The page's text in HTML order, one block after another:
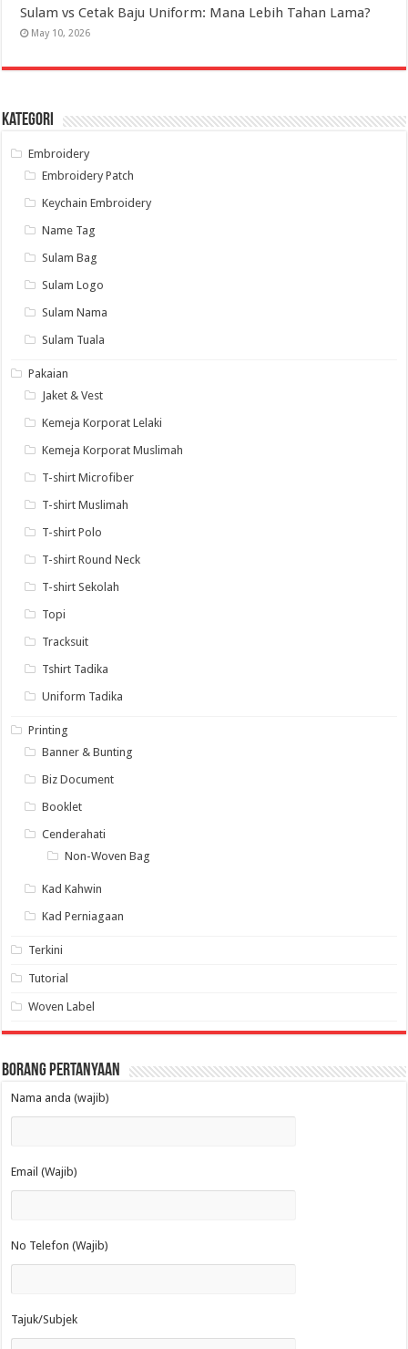
Sulam vs Cetak Baju Uniform: Mana Lebih Tahan Lama?
May 10, 2026
Kategori
Embroidery
Embroidery Patch
Keychain Embroidery
Name Tag
Sulam Bag
Sulam Logo
Sulam Nama
Sulam Tuala
Pakaian
Jaket & Vest
Kemeja Korporat Lelaki
Kemeja Korporat Muslimah
T-shirt Microfiber
T-shirt Muslimah
T-shirt Polo
T-shirt Round Neck
T-shirt Sekolah
Topi
Tracksuit
Tshirt Tadika
Uniform Tadika
Printing
Banner & Bunting
Biz Document
Booklet
Cenderahati
Non-Woven Bag
Kad Kahwin
Kad Perniagaan
Terkini
Tutorial
Woven Label
Borang Pertanyaan
Nama anda (wajib)
Email (Wajib)
No Telefon (Wajib)
Tajuk/Subjek